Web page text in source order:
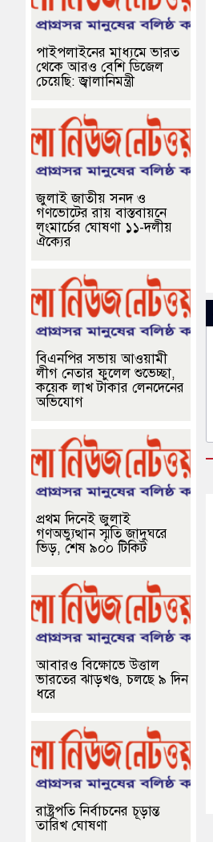
পাইপলাইনের মাধ্যমে ভারত
থেকে আরও বেশি ডিজেল
চেয়েছি: জ্বালানিমন্ত্রী
জুলাই জাতীয় সনদ ও
গণভোটের রায় বাস্তবায়নে
লংমার্চের ঘোষণা ১১-দলীয়
ঐক্যের
বিএনপির সভায় আওয়ামী
লীগ নেতার ফুলেল শুভেচ্ছা,
কয়েক লাখ টাকার লেনদেনের
অভিযোগ
প্রথম দিনেই জুলাই
গণঅভ্যুত্থান স্মৃতি জাদুঘরে
ভিড়, শেষ ৯০০ টিকিট
আবারও বিক্ষোভে উত্তাল
ভারতের ঝাড়খণ্ড, চলছে ৯ দিন
ধরে
রাষ্ট্রপতি নির্বাচনের চূড়ান্ত
তারিখ ঘোষণা